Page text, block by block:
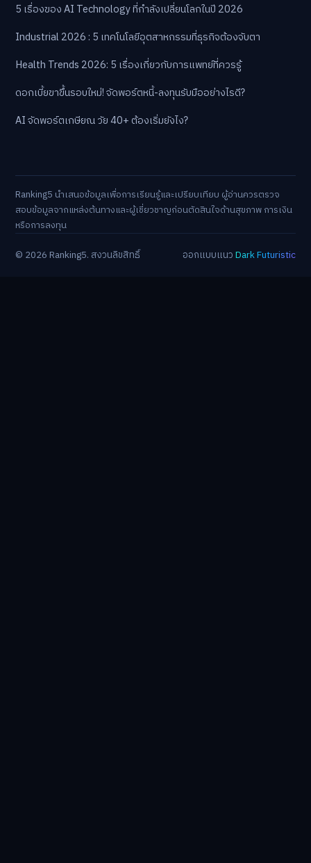
5 เรื่องของ AI Technology ที่กำลังเปลี่ยนโลกในปี 2026
Industrial 2026 : 5 เทคโนโลยีอุตสาหกรรมที่ธุรกิจต้องจับตา
Health Trends 2026: 5 เรื่องเกี่ยวกับการแพทย์ที่ควรรู้
ดอกเบี้ยขาขึ้นรอบใหม่! จัดพอร์ตหนี้-ลงทุนรับมืออย่างไรดี?
AI จัดพอร์ตเกษียณ วัย 40+ ต้องเริ่มยังไง?
Ranking5 นำเสนอข้อมูลเพื่อการเรียนรู้และเปรียบเทียบ ผู้อ่านควรตรวจ
สอบข้อมูลจากแหล่งต้นทางและผู้เชี่ยวชาญก่อนตัดสินใจด้านสุขภาพ การเงิน
หรือการลงทุน
© 2026 Ranking5. สงวนลิขสิทธิ์
ออกแบบแนวDark Futuristic